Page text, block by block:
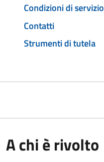
Condizioni di servizio
Contatti
Strumenti di tutela
A chi è rivolto